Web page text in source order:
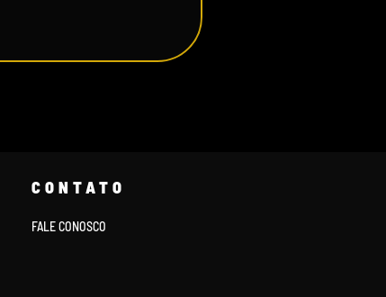
CONTATO
FALE CONOSCO